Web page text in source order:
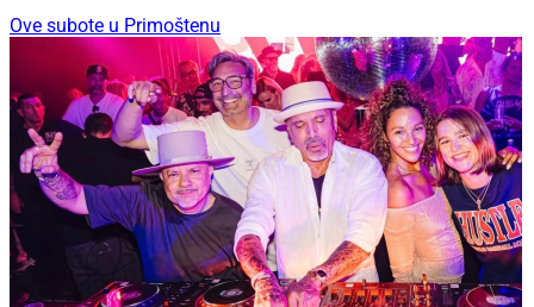
Ove subote u Primoštenu